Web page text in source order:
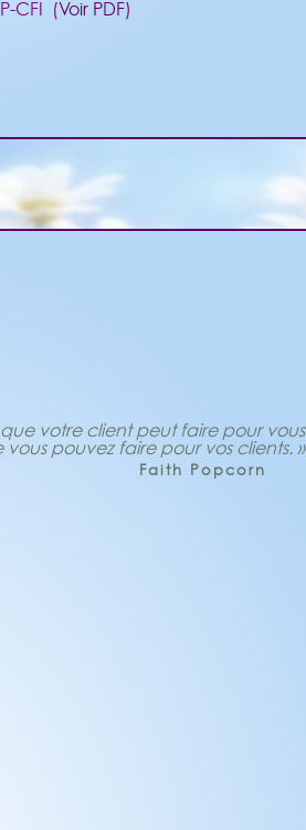
CFI (Voir PDF)
votre client peut faire pour vous
vous pouvez faire pour vos clients. »
Faith Popcorn